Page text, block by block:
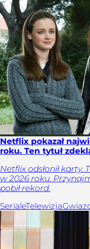
Netflix pokazał
roku. Ten tytuł
Netflix odsłonił
w 2026 roku.
pobił rekord.
SerialeTelewizja